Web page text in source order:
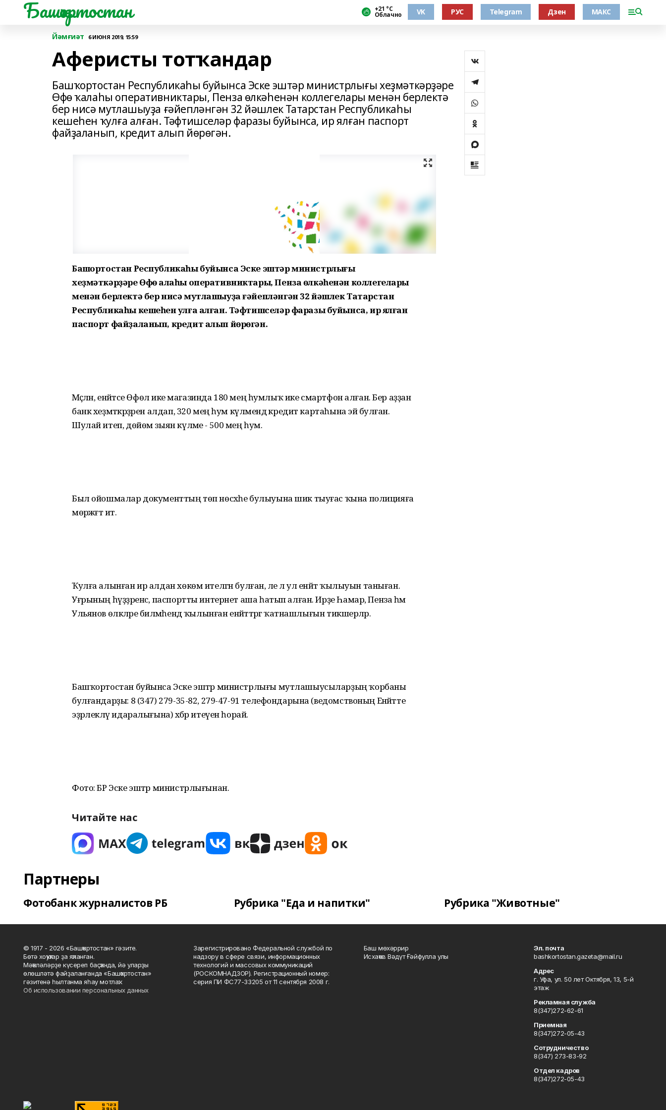
Башҡортостан +21 °С
Облачно VK РУС Telegram Дзен МАКС
Йәмғиәт 6 ИЮНЯ 2019, 15:59
Аферисты тотҡандар
Башҡортостан Республикаһы буйынса Эске эштәр министрлығы хеҙмәткәрҙәре
Өфө ҡалаһы оперативниктары, Пенза өлкәһенән коллегелары менән берлектә
бер нисә мутлашыуҙа ғәйепләнгән 32 йәшлек Татарстан Республикаһы
кешеһен ҡулға алған. Тәфтишселәр фаразы буйынса, ир ялған паспорт
файҙаланып, кредит алып йөрөгән.
Башҡортостан Республикаһы буйынса Эске эштәр министрлығы
хеҙмәткәрҙәре Өфө ҡалаһы оперативниктары, Пенза өлкәһенән коллегелары
менән берлектә бер нисә мутлашыуҙа ғәйепләнгән 32 йәшлек Татарстан
Республикаһы кешеһен ҡулға алған. Тәфтишселәр фаразы буйынса, ир ялған
паспорт файҙаланып, кредит алып йөрөгән.
Мәҫәлән, енәйәтсе Өфөлә ике магазинда 180 мең һумлыҡ ике смартфон алған. Бер аҙҙан
банк хеҙмәткәрҙәрен алдап, 320 мең һум күләмендә кредит картаһына эйә булған.
Шулай итеп, дөйөм зыян күләме - 500 мең һум.
Был ойошмалар документтың төп нөсхәһе булыуына шик тыуғас ҡына полицияға
мөрәжәғәт итә.
Ҡулға алынған ир алдан хөкөм ителгән булған, әле лә ул енәйәт ҡылыуын таныған.
Уғрының һүҙҙәренсә, паспортты интернет аша һатып алған. Ирҙе Һамар, Пенза һәм
Ульянов өлкәләре биләмәһендә ҡылынған енәйәттәргә ҡатнашлығын тикшерәләр.
Башҡортостан буйынса Эске эштәр министрлығы мутлашыусыларҙың ҡорбаны
булғандарҙы: 8 (347) 279-35-82, 279-47-91 телефондарына (ведомствоның Енәйәтте
эҙәрлекләү идаралығына) хәбәр итеүен һорай.
Фото: БР Эске эштәр министрлығынан.
Читайте нас
Партнеры
Фотобанк журналистов РБ Рубрика "Еда и напитки" Рубрика "Животные"
© 1917 - 2026 «Башҡортостан» гәзите.
Бөтә хоҡуҡтар ҙа яҡланған.
Мәҡәләләрҙе күсереп баҫҡанда, йә уларҙы
өлөшләтә файҙаланғанда «Башҡортостан»
гәзитенә һылтанма яһау мотлаҡ.
Об использовании персональных данных
Зарегистрировано Федеральной службой по
надзору в сфере связи, информационных
технологий и массовых коммуникаций
(РОСКОМНАДЗОР). Регистрационный номер:
серия ПИ ФС77-33205 от 11 сентября 2008 г.
Баш мөхәррир
Исхаҡов Вәдүт Ғәйфулла улы
Эл. почта
bashkortostan.gazeta@mail.ru
Адрес
г. Уфа, ул. 50 лет Октября, 13, 5-й
этаж
Рекламная служба
8(347)272-62-61
Приемная
8(347)272-05-43
Сотрудничество
8(347) 273-83-92
Отдел кадров
8(347)272-05-43